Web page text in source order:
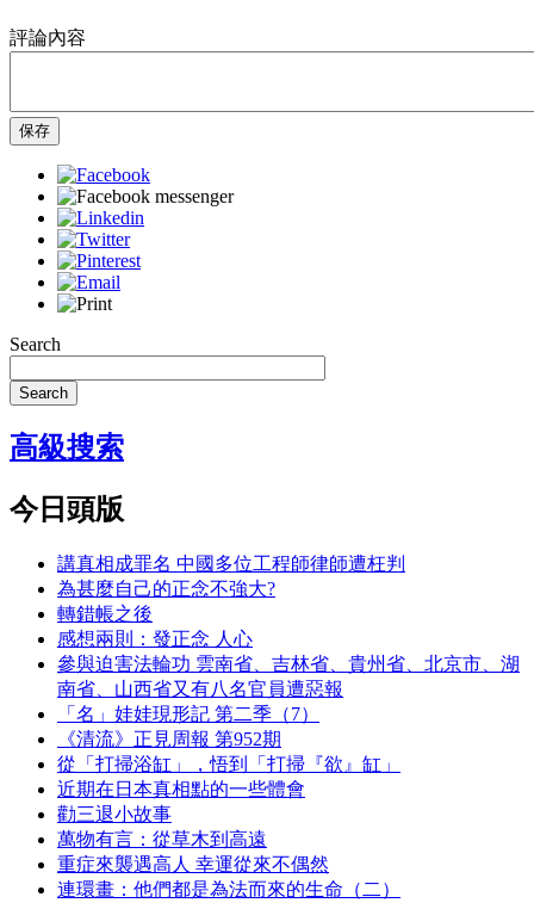
評論內容
保存
Search
Search
高級搜索
今日頭版
講真相成罪名 中國多位工程師律師遭枉判
為甚麼自己的正念不強大?
轉錯帳之後
感想兩則：發正念 人心
參與迫害法輪功 雲南省、吉林省、貴州省、北京市、湖
南省、山西省又有八名官員遭惡報
「名」娃娃現形記 第二季（7）
《清流》正見周報 第952期
從「打掃浴缸」，悟到「打掃『欲』缸」
近期在日本真相點的一些體會
勸三退小故事
萬物有言：從草木到高遠
重症來襲遇高人 幸運從來不偶然
連環畫：他們都是為法而來的生命（二）